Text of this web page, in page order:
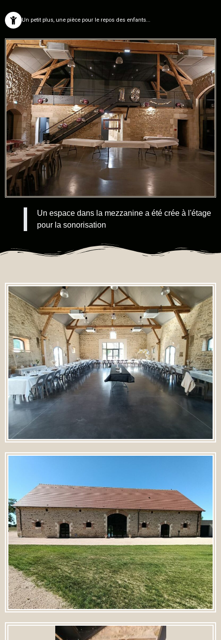
Un petit plus, une pièce pour le repos des enfants...
Un espace dans la mezzanine a été crée à l'étage
pour la sonorisation